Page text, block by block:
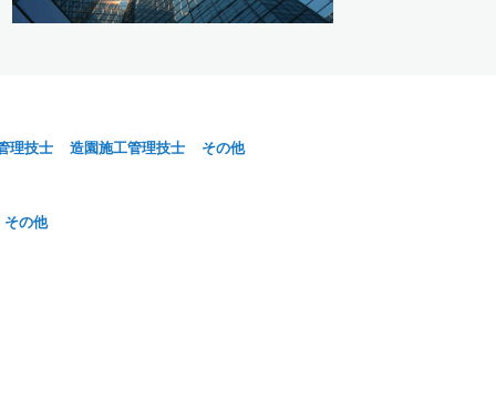
理技士 造園施工管理技士 その他
その他